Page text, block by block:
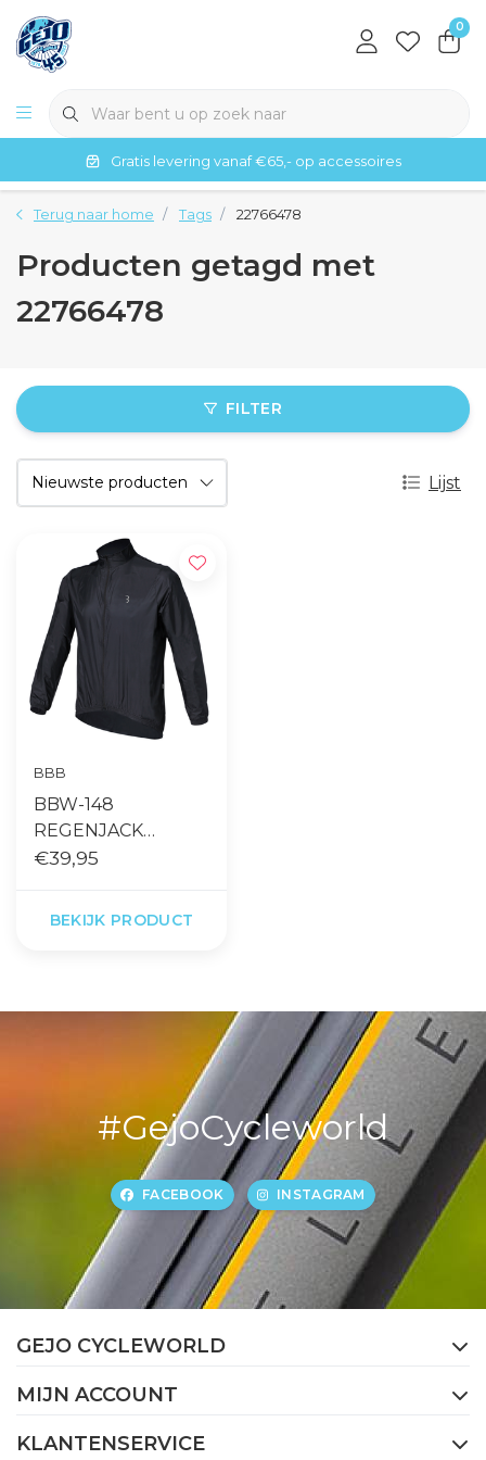
0
Gratis levering vanaf €65,- op accessoires
Terug naar home Tags 22766478
Producten getagd met
22766478
FILTER
Lijst
BBB
BBW-148
REGENJACK
BASESHIELD
€39,95
BEKIJK PRODUCT
#GejoCycleworld
FACEBOOK INSTAGRAM
GEJO CYCLEWORLD
MIJN ACCOUNT
KLANTENSERVICE